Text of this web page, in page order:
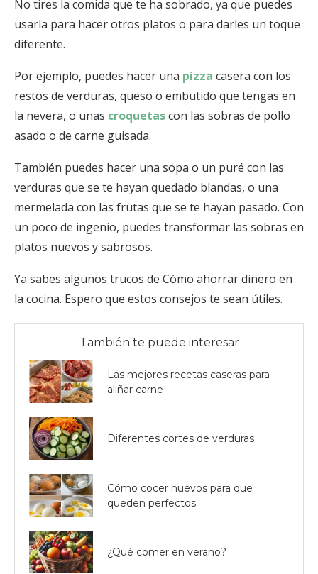
No tires la comida que te ha sobrado, ya que puedes
usarla para hacer otros platos o para darles un toque
diferente.
Por ejemplo, puedes hacer una pizza casera con los
restos de verduras, queso o embutido que tengas en
la nevera, o unas croquetascon las sobras de pollo
asado o de carne guisada.
También puedes hacer una sopa o un puré con las
verduras que se te hayan quedado blandas, o una
mermelada con las frutas que se te hayan pasado. Con
un poco de ingenio, puedes transformar las sobras en
platos nuevos y sabrosos.
Ya sabes algunos trucos de Cómo ahorrar dinero en
la cocina. Espero que estos consejos te sean útiles.
También te puede interesar
Las mejores recetas caseras para
aliñar carne
Diferentes cortes de verduras
Cómo cocer huevos para que
queden perfectos
¿Qué comer en verano?